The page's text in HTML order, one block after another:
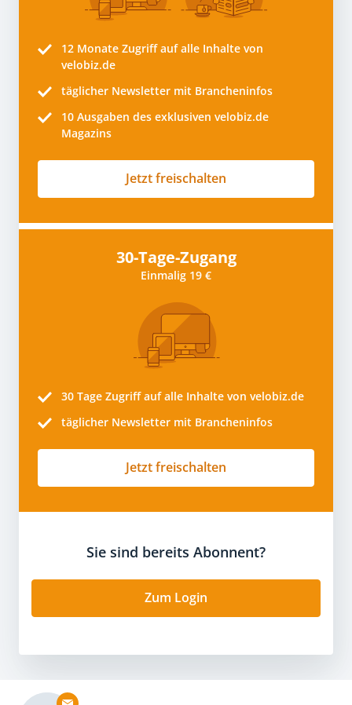
12 Monate Zugriff auf alle Inhalte von
velobiz.de
täglicher Newsletter mit Brancheninfos
10 Ausgaben des exklusiven velobiz.de
Magazins
Jetzt freischalten
30-Tage-Zugang
Einmalig 19 €
30 Tage Zugriff auf alle Inhalte von velobiz.de
täglicher Newsletter mit Brancheninfos
Jetzt freischalten
Sie sind bereits Abonnent?
Zum Login